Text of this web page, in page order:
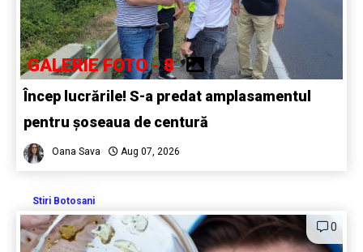
GALERIE FOTO - 8
Încep lucrările! S-a predat amplasamentul
pentru șoseaua de centură
Oana Sava Aug 07, 2026
Stiri Botosani
0